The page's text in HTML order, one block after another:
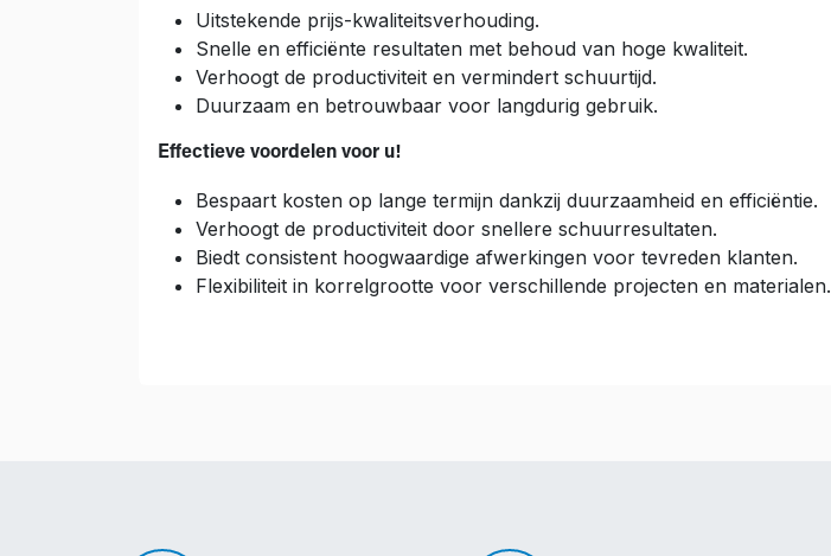
Uitstekende prijs-kwaliteitsverhouding.
Snelle en efficiënte resultaten met behoud van hoge kwaliteit.
Verhoogt de productiviteit en vermindert schuurtijd.
Duurzaam en betrouwbaar voor langdurig gebruik.
Effectieve voordelen voor u!
Bespaart kosten op lange termijn dankzij duurzaamheid en efficiëntie.
Verhoogt de productiviteit door snellere schuurresultaten.
Biedt consistent hoogwaardige afwerkingen voor tevreden klanten.
Flexibiliteit in korrelgrootte voor verschillende projecten en materialen.